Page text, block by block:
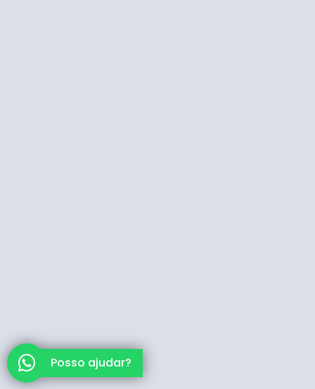
Posso ajudar?